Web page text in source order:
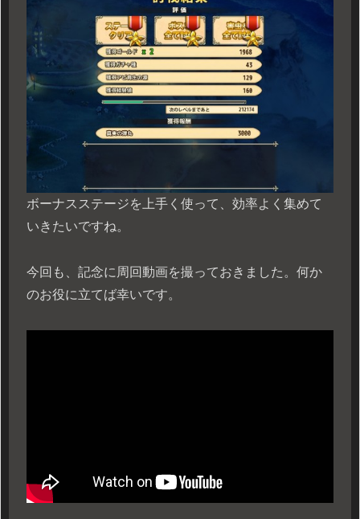
ボーナスステージを上手く使って、効率よく集めて
いきたいですね。
今回も、記念に周回動画を撮っておきました。何か
のお役に立てば幸いです。